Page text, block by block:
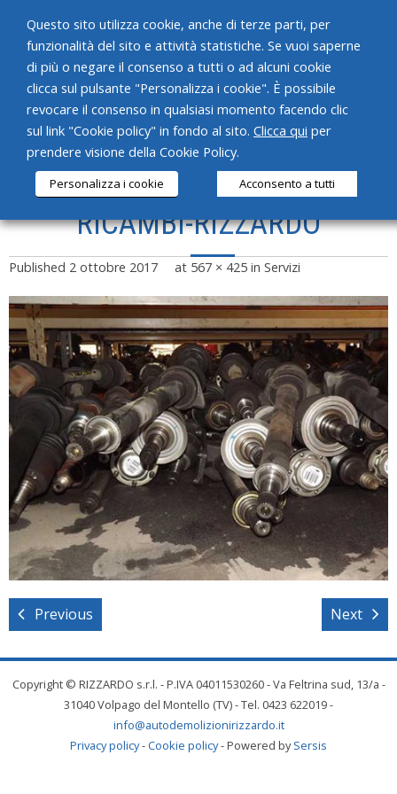
HOME
CHI SIAMO
SERVIZI
PRODOTTI
CONTATTI
RICAMBI-RIZZARDO
Published 2 ottobre 2017 at 567 × 425 in Servizi
Previous Next
Copyright © RIZZARDO s.r.l. - P.IVA 04011530260 - Va Feltrina sud, 13/a -
31040 Volpago del Montello (TV) - Tel. 0423 622019 -
info@autodemolizionirizzardo.it
Privacy policy-Cookie policy- Powered bySersis
Questo sito utilizza cookie, anche di terze parti, per
funzionalità del sito e attività statistiche. Se vuoi saperne
di più o negare il consenso a tutti o ad alcuni cookie
clicca sul pulsante "Personalizza i cookie". È possibile
revocare il consenso in qualsiasi momento facendo clic
sul link "Cookie policy" in fondo al sito. Clicca qui per
prendere visione della Cookie Policy.
Personalizza i cookie Acconsento a tutti